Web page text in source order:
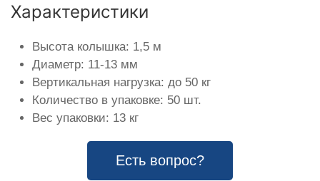
Характеристики
Высота колышка: 1,5 м
Диаметр: 11-13 мм
Вертикальная нагрузка: до 50 кг
Количество в упаковке: 50 шт.
Вес упаковки: 13 кг
Есть вопрос?